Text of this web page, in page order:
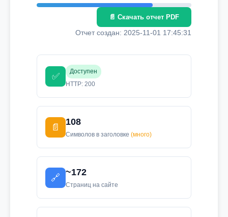
📄 Скачать отчет PDF
Отчет создан: 2025-11-01 17:45:31
✅
Доступен
HTTP: 200
📄
108
Символов в заголовке (много)
🔗
~172
Страниц на сайте